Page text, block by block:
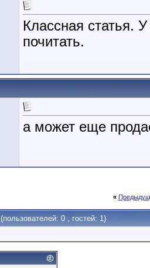
Классная статья.
почитать.
а может еще
«
(пользователей: 0 , гостей: 1)